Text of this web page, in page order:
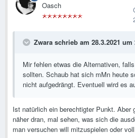
Oasch
Zwara schrieb am 28.3.2021 um
Mir fehlen etwas die Alternativen,
sollten. Schaub hat sich mMn heute
nicht aufgedrängt. Eventuell wird es
Ist natürlich ein berechtigter Punkt. Aber
näher dran, mal sehen, was sich die
man versuchen will mitzuspielen oder